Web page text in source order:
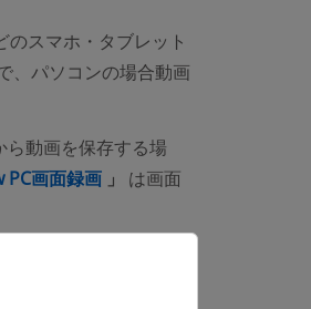
スマホ・タブレット
、パソコンの場合動画
動画を保存する場
PC画面録画 (opens new window)
」
は画面